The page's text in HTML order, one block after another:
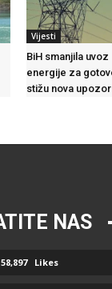
Vijesti
BiH smanjila
energije za
stižu nova
NAS
58,897 Likes